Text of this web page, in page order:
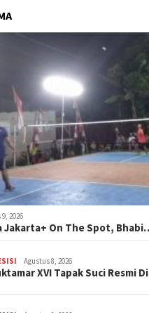
2026
Jakarta+ On The Spot,
Agustus 8, 2026
XVI Tapak Suci Resmi